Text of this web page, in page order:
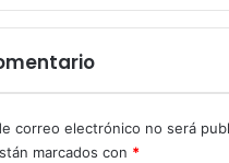
correo electrónico no será
marcados con *